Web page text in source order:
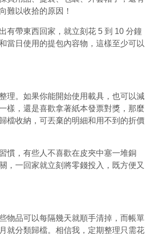
難以收拾的原因！
有帶東西回家，就立刻花 5 到 10 分鐘
當日使用的提包內容物，這樣至少可以
理。如果你能開始使用載具，也可以減
樣，還是喜歡拿著紙本發票對獎，那麼
檔收納，可丟棄的明細和用不到的折價
慣，有些人不喜歡在皮夾中塞一堆銅
，一回家就立刻將零錢投入，既方便又
品可以每隔幾天就順手清掉，而帳單
就分類歸檔。相信我，定期整理只需花